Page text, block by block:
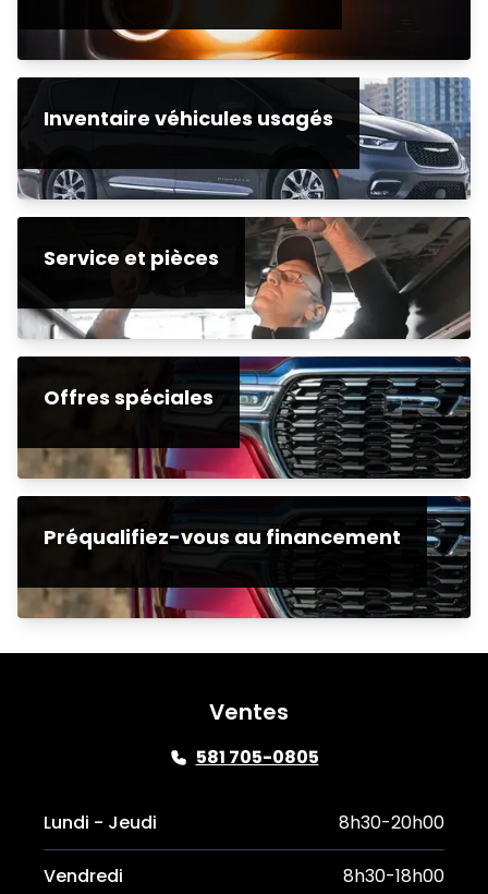
Inventaire véhicules usagés
Service et pièces
Offres spéciales
Préqualifiez-vous au financement
Ventes
581 705-0805
Lundi - Jeudi 8h30-20h00
Vendredi 8h30-18h00